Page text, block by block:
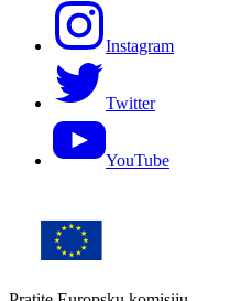
Instagram
Twitter
YouTube